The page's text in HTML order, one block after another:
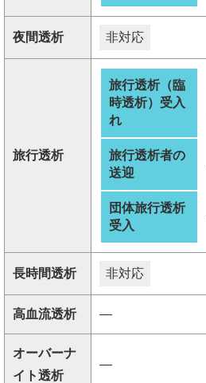
夜間透析 非対応
旅行透析
旅行透析（臨
時透析）受入
れ
旅行透析者の
送迎
団体旅行透析
受入
長時間透析 非対応
高血流透析 ―
オーバーナ
イト透析
―